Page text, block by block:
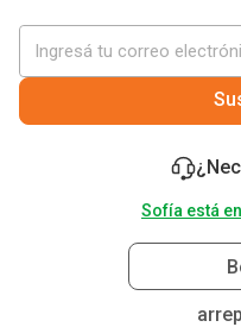
Sofía está
6
get the look
8
9